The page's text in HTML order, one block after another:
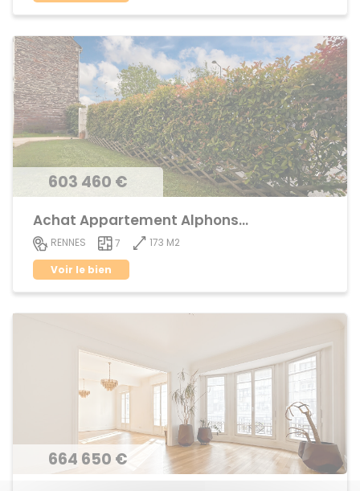
603 460 €
Achat Appartement Alphonse Guerin
RENNES 7
173 M2
Voir le bien
664 650 €